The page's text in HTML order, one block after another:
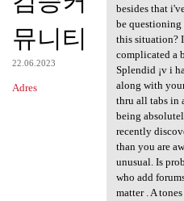
뮤니티
22.06.2023
Adres
besides that
be
this situation?
complicated a
Splendid ¡v i
along with
thru all tabs in
being
recently
than you are
unusual. Is
who add
matter . A